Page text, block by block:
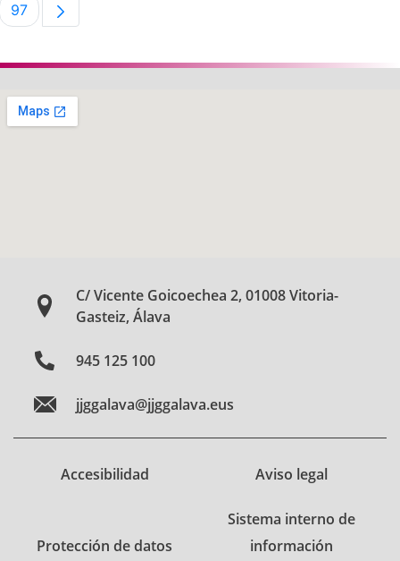
Página
97
C/ Vicente Goicoechea 2, 01008 Vitoria-
Gasteiz, Álava
945 125 100
jjggalava@jjggalava.eus
Accesibilidad Aviso legal
Protección de datos
Sistema interno de
información